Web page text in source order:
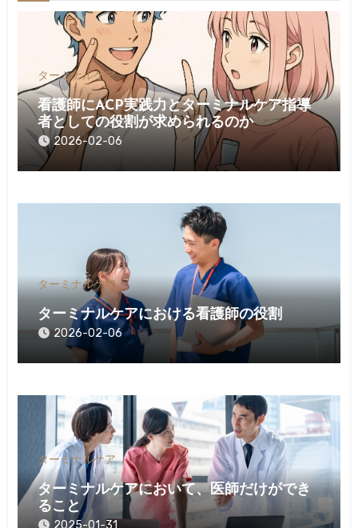
ン
ターミナルケア
看護師にACP実践力とターミナルケア指導
者としての役割が求められるのか
2026-02-06
ターミナルケア
ターミナルケアにおける看護師の役割
2026-02-06
ターミナルケア
ターミナルケアにおいて、医師だけができ
ること
2025-01-31